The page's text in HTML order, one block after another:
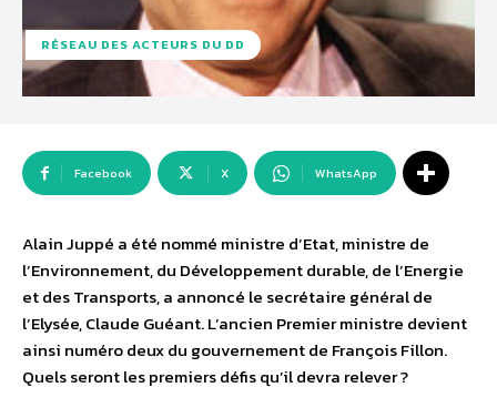
RÉSEAU DES ACTEURS DU DD
Facebook X WhatsApp
Alain Juppé a été nommé ministre d’Etat, ministre de
l’Environnement, du Développement durable, de l’Energie
et des Transports, a annoncé le secrétaire général de
l’Elysée, Claude Guéant. L’ancien Premier ministre devient
ainsi numéro deux du gouvernement de François Fillon.
Quels seront les premiers défis qu’il devra relever ?